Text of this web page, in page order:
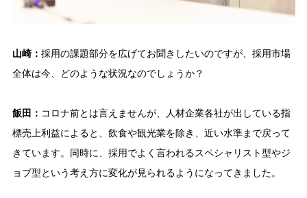
山崎： 採用の課題部分を広げてお聞きしたいのですが、採用市場
全体は今、どのような状況なのでしょうか？
飯田： コロナ前とは言えませんが、人材企業各社が出している指
標売上利益によると、飲食や観光業を除き、近い水準まで戻って
きています。同時に、採用でよく言われるスペシャリスト型やジ
ョブ型という考え方に変化が見られるようになってきました。